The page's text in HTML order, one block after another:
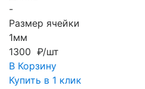
-
Размер ячейки
1мм
1300 ₽/шт
В Корзину
Купить в 1 клик